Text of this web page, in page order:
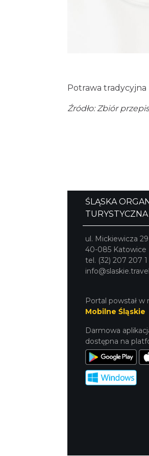
Potrawa tradycyjna
Źródło: Zbiór
ŚLĄSKA
TURYSTYCZNA
ul. Mickiewicza 29
40-085 Katowice
tel. (32) 207 207 1
info@slaskie.travel
Portal powstał
Mobilne Śląskie
Darmowa
dostępna na